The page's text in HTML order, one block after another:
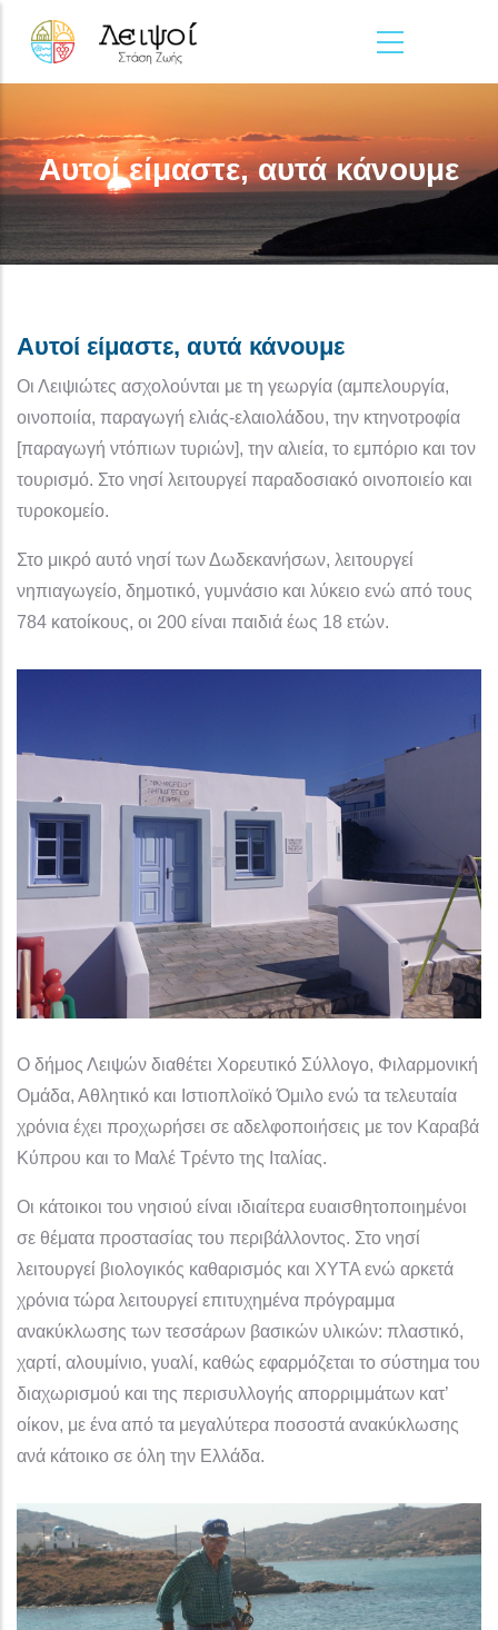
Αυτοί είμαστε, αυτά κάνουμε
Αυτοί είμαστε, αυτά κάνουμε
Οι Λειψιώτες ασχολούνται με τη γεωργία (αμπελουργία,
οινοποιία, παραγωγή ελιάς-ελαιολάδου, την κτηνοτροφία
[παραγωγή ντόπιων τυριών], την αλιεία, το εμπόριο και τον
τουρισμό. Στο νησί λειτουργεί παραδοσιακό οινοποιείο και
τυροκομείο.
Στο μικρό αυτό νησί των Δωδεκανήσων, λειτουργεί
νηπιαγωγείο, δημοτικό, γυμνάσιο και λύκειο ενώ από τους
784 κατοίκους, οι 200 είναι παιδιά έως 18 ετών.
Ο δήμος Λειψών διαθέτει Χορευτικό Σύλλογο, Φιλαρμονική
Ομάδα, Αθλητικό και Ιστιοπλοϊκό Όμιλο ενώ τα τελευταία
χρόνια έχει προχωρήσει σε αδελφοποιήσεις με τον Καραβά
Κύπρου και το Μαλέ Τρέντο της Ιταλίας.
Οι κάτοικοι του νησιού είναι ιδιαίτερα ευαισθητοποιημένοι
σε θέματα προστασίας του περιβάλλοντος. Στο νησί
λειτουργεί βιολογικός καθαρισμός και ΧΥΤΑ ενώ αρκετά
χρόνια τώρα λειτουργεί επιτυχημένα πρόγραμμα
ανακύκλωσης των τεσσάρων βασικών υλικών: πλαστικό,
χαρτί, αλουμίνιο, γυαλί, καθώς εφαρμόζεται το σύστημα του
διαχωρισμού και της περισυλλογής απορριμμάτων κατ’
οίκον, με ένα από τα μεγαλύτερα ποσοστά ανακύκλωσης
ανά κάτοικο σε όλη την Ελλάδα.